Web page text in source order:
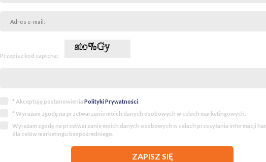
Przepisz kod captcha:
* Akceptuję postanowienia Polityki Prywatności.
* Wyrażam zgodę na przetwarzanie moich danych osobowych w celach marketingowych.
Wyrażam zgodę na przetwarzanie moich danych osobowych w celach przesyłania informacji
dla celów marketingu bezpośredniego.
ZAPISZ SIĘ